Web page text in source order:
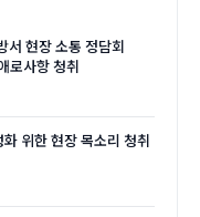
서 현장 소통 정담회
로사항 청취
위한 현장 목소리 청취